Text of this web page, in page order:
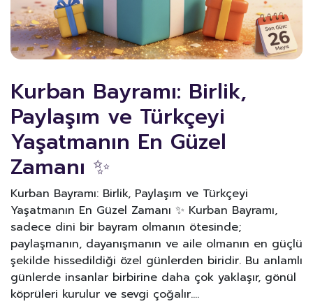
Kurban Bayramı: Birlik,
Paylaşım ve Türkçeyi
Yaşatmanın En Güzel
Zamanı ✨
Kurban Bayramı: Birlik, Paylaşım ve Türkçeyi
Yaşatmanın En Güzel Zamanı ✨ Kurban Bayramı,
sadece dini bir bayram olmanın ötesinde;
paylaşmanın, dayanışmanın ve aile olmanın en güçlü
şekilde hissedildiği özel günlerden biridir. Bu anlamlı
günlerde insanlar birbirine daha çok yaklaşır, gönül
köprüleri kurulur ve sevgi çoğalır.…